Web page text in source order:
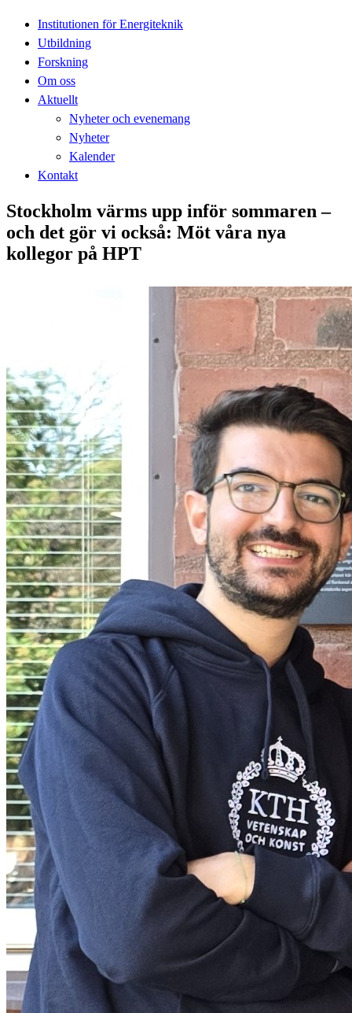
Institutionen för Energiteknik
Utbildning
Forskning
Om oss
Aktuellt
Nyheter och evenemang
Nyheter
Kalender
Kontakt
Stockholm värms upp inför sommaren –
och det gör vi också: Möt våra nya
kollegor på HPT